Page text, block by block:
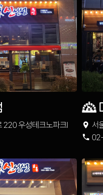
220 우성테크노파크Ⅰ
서
힐